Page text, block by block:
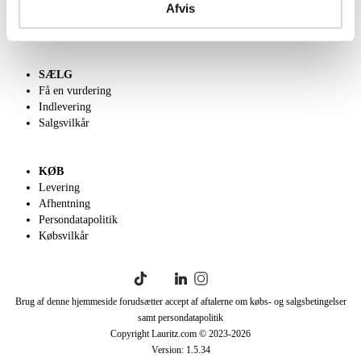
Afvis
English frontpage
SÆLG
Få en vurdering
Indlevering
Salgsvilkår
KØB
Levering
Afhentning
Persondatapolitik
Købsvilkår
Brug af denne hjemmeside forudsætter accept af aftalerne om købs- og salgsbetingelser
samt persondatapolitik
Copyright Lauritz.com © 2023-2026
Version: 1.5.34